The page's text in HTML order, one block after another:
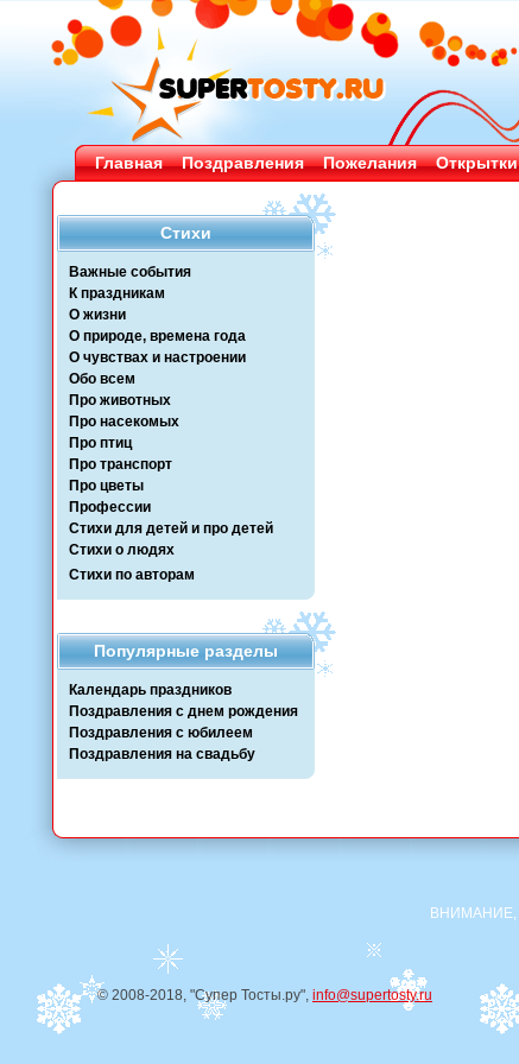
Главная Поздравления Пожелания Открытки
Стихи
Важные события
К праздникам
О жизни
О природе, времена года
О чувствах и настроении
Обо всем
Про животных
Про насекомых
Про птиц
Про транспорт
Про цветы
Профессии
Стихи для детей и про детей
Стихи о людях
Стихи по авторам
Популярные разделы
Календарь праздников
Поздравления с днем рождения
Поздравления с юбилеем
Поздравления на свадьбу
ВНИМАНИЕ,
© 2008-2018, "Супер Тосты.ру", info@supertosty.ru